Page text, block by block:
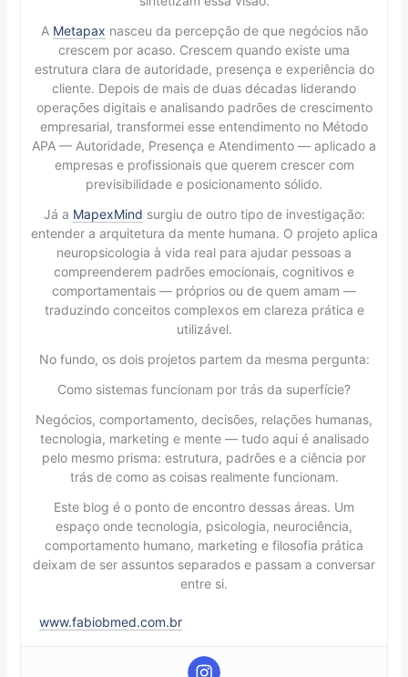
A Metapax nasceu da percepção de que negócios não
crescem por acaso. Crescem quando existe uma
estrutura clara de autoridade, presença e experiência do
cliente. Depois de mais de duas décadas liderando
operações digitais e analisando padrões de crescimento
empresarial, transformei esse entendimento no Método
APA — Autoridade, Presença e Atendimento — aplicado a
empresas e profissionais que querem crescer com
previsibilidade e posicionamento sólido.
Já a MapexMind surgiu de outro tipo de investigação:
entender a arquitetura da mente humana. O projeto aplica
neuropsicologia à vida real para ajudar pessoas a
compreenderem padrões emocionais, cognitivos e
comportamentais — próprios ou de quem amam —
traduzindo conceitos complexos em clareza prática e
utilizável.
No fundo, os dois projetos partem da mesma pergunta:
Como sistemas funcionam por trás da superfície?
Negócios, comportamento, decisões, relações humanas,
tecnologia, marketing e mente — tudo aqui é analisado
pelo mesmo prisma: estrutura, padrões e a ciência por
trás de como as coisas realmente funcionam.
Este blog é o ponto de encontro dessas áreas. Um
espaço onde tecnologia, psicologia, neurociência,
comportamento humano, marketing e filosofia prática
deixam de ser assuntos separados e passam a conversar
entre si.
www.fabiobmed.com.br